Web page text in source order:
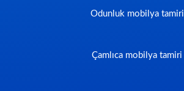
Odunluk mobilya tamiri
Çamlıca mobilya tamiri